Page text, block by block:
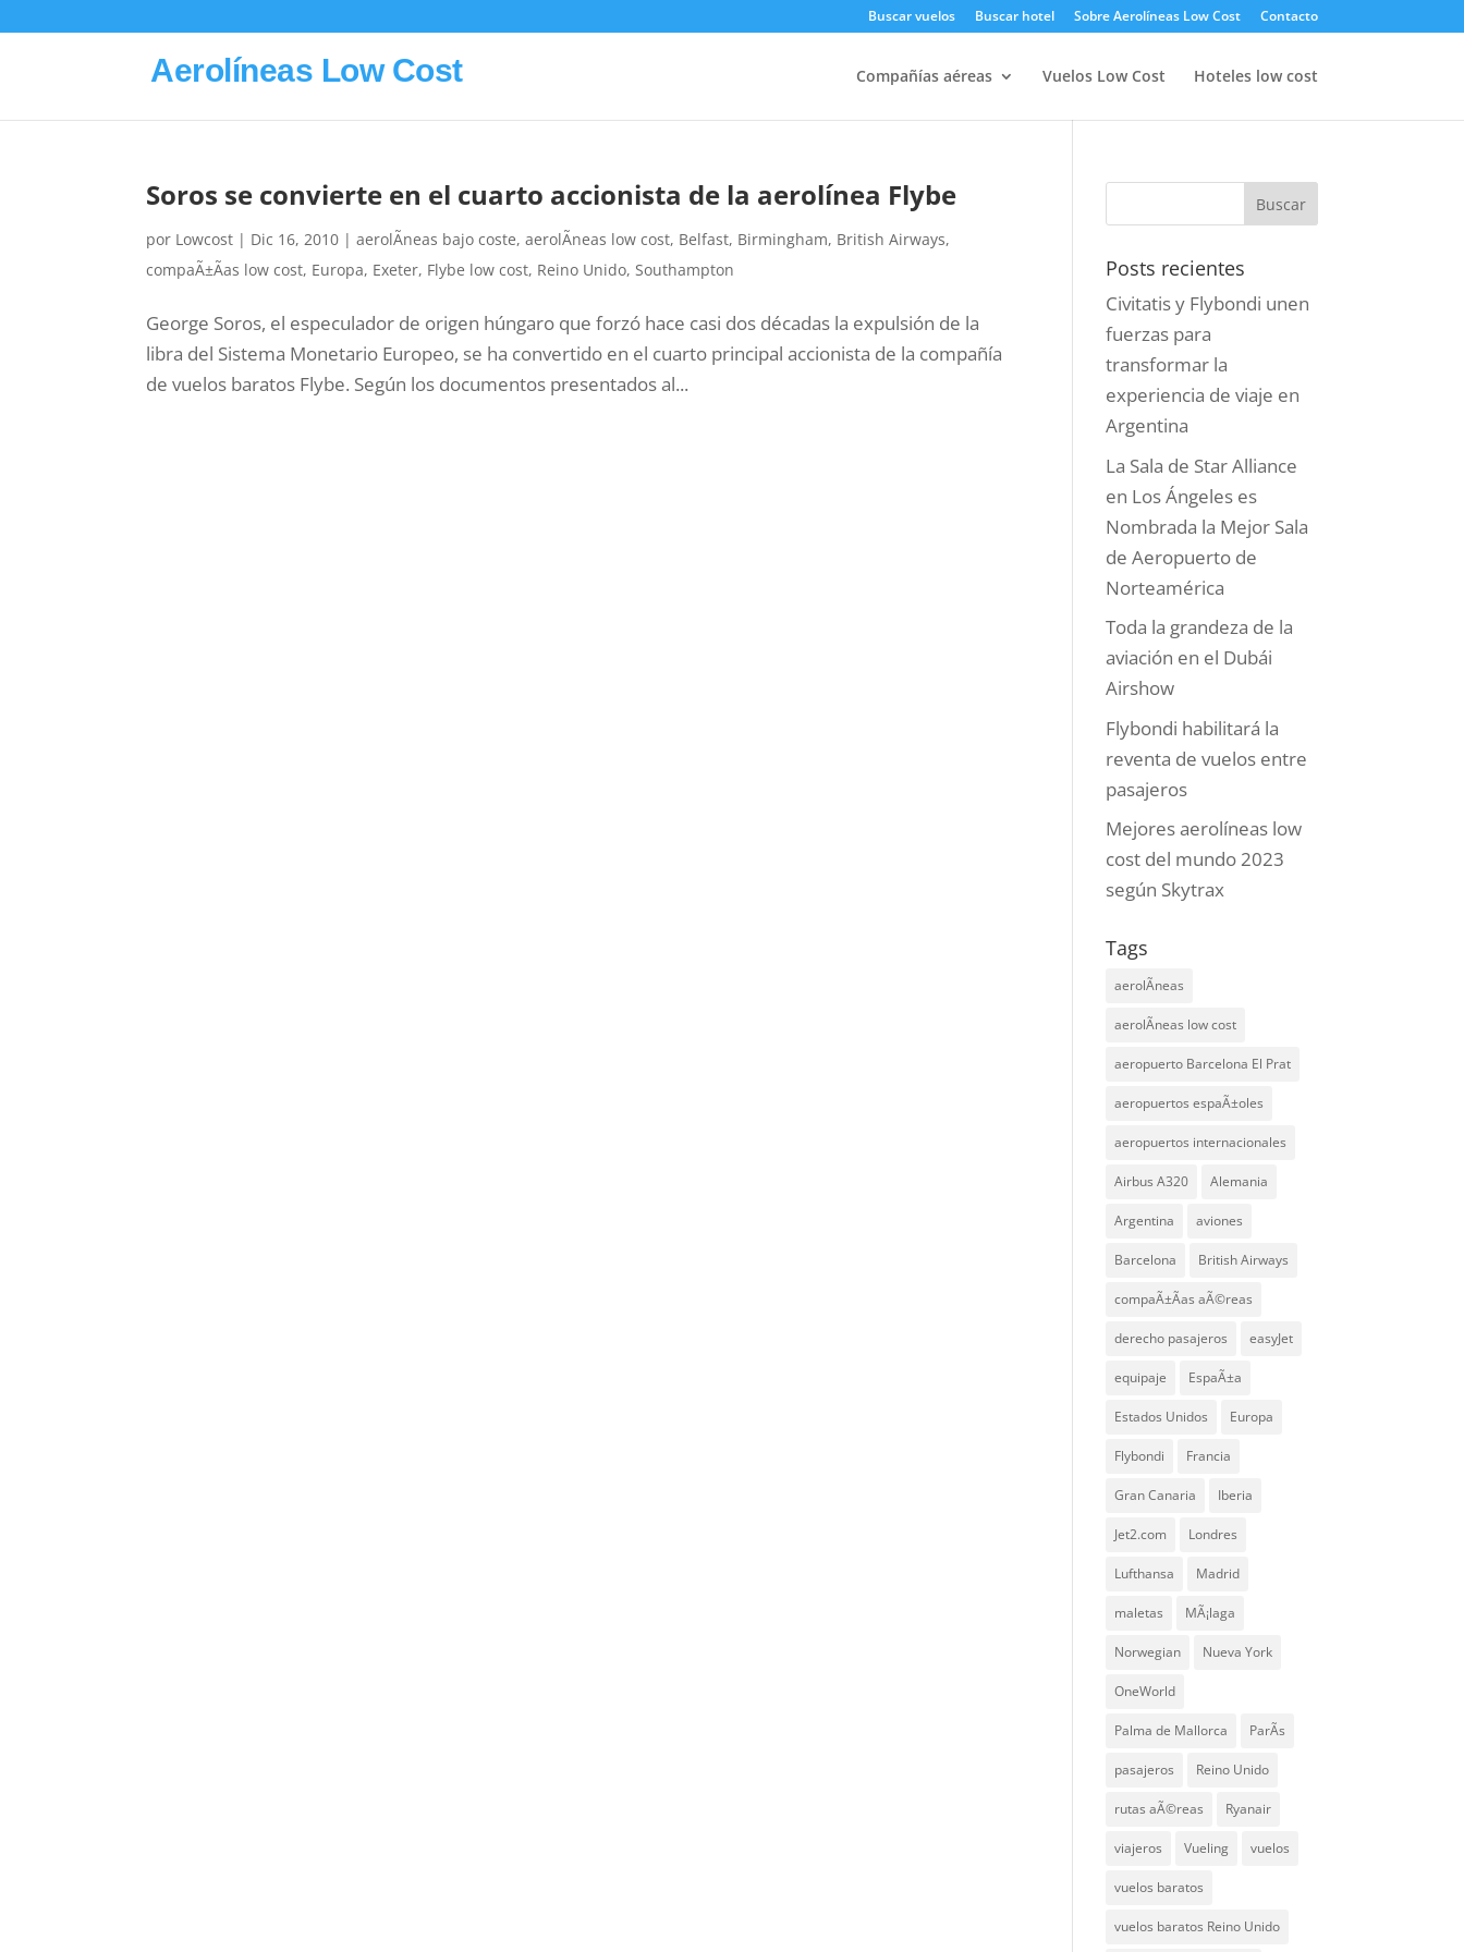
Buscar vuelos Buscar hotel Sobre Aerolíneas Low Cost Contacto
Aerolíneas Low Cost Compañías aéreas Vuelos Low Cost Hoteles low cost
Soros se convierte en el cuarto accionista de la aerolínea Flybe
por Lowcost | Dic 16, 2010 |aerolÃ­neas bajo coste,aerolÃ­neas low cost, Belfast, Birmingham, British Airways,
compaÃ±Ã­as low cost, Europa, Exeter, Flybe low cost, Reino Unido,Southampton
George Soros, el especulador de origen húngaro que forzó hace casi dos décadas la expulsión de la
libra del Sistema Monetario Europeo, se ha convertido en el cuarto principal accionista de la compañía
de vuelos baratos Flybe. Según los documentos presentados al...
Posts recientes
Civitatis y Flybondi unen
fuerzas para
transformar la
experiencia de viaje en
Argentina
La Sala de Star Alliance
en Los Ángeles es
Nombrada la Mejor Sala
de Aeropuerto de
Norteamérica
Toda la grandeza de la
aviación en el Dubái
Airshow
Flybondi habilitará la
reventa de vuelos entre
pasajeros
Mejores aerolíneas low
cost del mundo 2023
según Skytrax
Tags
aerolÃ­neas
aerolÃ­neas low cost
aeropuerto Barcelona El Prat
aeropuertos espaÃ±oles
aeropuertos internacionales
Airbus A320 Alemania
Argentina aviones
Barcelona British Airways
compaÃ±Ã­as aÃ©reas
derecho pasajeros easyJet
equipaje EspaÃ±a
Estados Unidos Europa
Flybondi Francia
Gran Canaria Iberia
Jet2.com Londres
Lufthansa Madrid
maletas MÃ¡laga
Norwegian Nueva York
OneWorld
Palma de Mallorca ParÃ­s
pasajeros Reino Unido
rutas aÃ©reas Ryanair
viajeros Vueling vuelos
vuelos baratos
vuelos baratos Reino Unido